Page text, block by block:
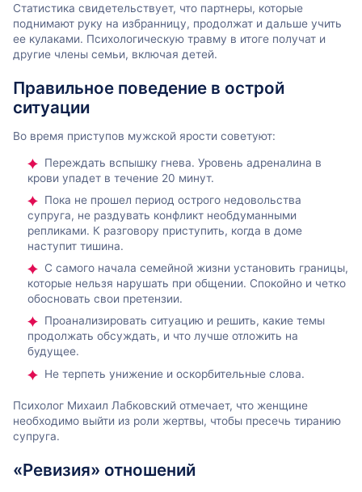
Статистика свидетельствует, что партнеры, которые
поднимают руку на избранницу, продолжат и дальше учить
ее кулаками. Психологическую травму в итоге получат и
другие члены семьи, включая детей.
Правильное поведение в острой
ситуации
Во время приступов мужской ярости советуют:
Переждать вспышку гнева. Уровень адреналина в
крови упадет в течение 20 минут.
Пока не прошел период острого недовольства
супруга, не раздувать конфликт необдуманными
репликами. К разговору приступить, когда в доме
наступит тишина.
С самого начала семейной жизни установить границы,
которые нельзя нарушать при общении. Спокойно и четко
обосновать свои претензии.
Проанализировать ситуацию и решить, какие темы
продолжать обсуждать, и что лучше отложить на
будущее.
Не терпеть унижение и оскорбительные слова.
Психолог Михаил Лабковский отмечает, что женщине
необходимо выйти из роли жертвы, чтобы пресечь тиранию
супруга.
«Ревизия» отношений